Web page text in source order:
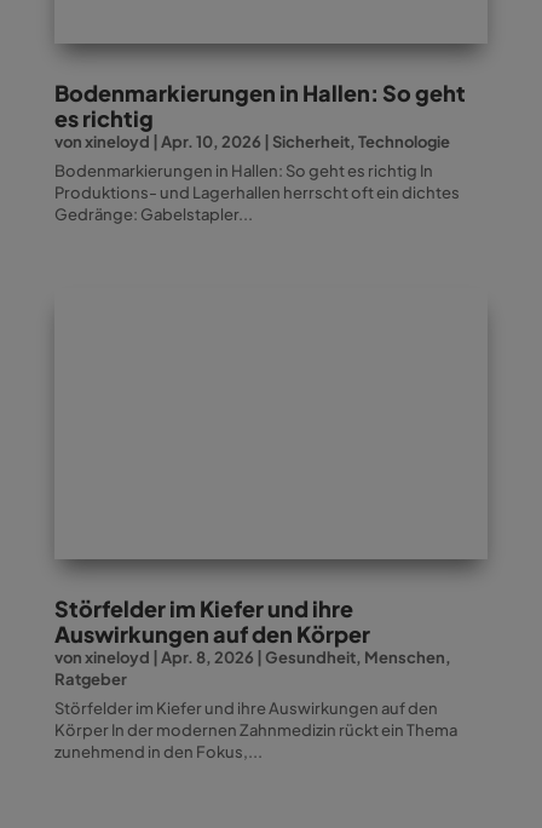
Bodenmarkierungen in Hallen: So geht
es richtig
vonxineloyd Apr. 10, 2026 Sicherheit, Technologie
Bodenmarkierungen in Hallen: So geht es richtig In
Produktions- und Lagerhallen herrscht oft ein dichtes
Gedränge: Gabelstapler...
Störfelder im Kiefer und ihre
Auswirkungen auf den Körper
vonxineloyd Apr. 8, 2026 Gesundheit, Menschen,
Ratgeber
Störfelder im Kiefer und ihre Auswirkungen auf den
Körper In der modernen Zahnmedizin rückt ein Thema
zunehmend in den Fokus,...